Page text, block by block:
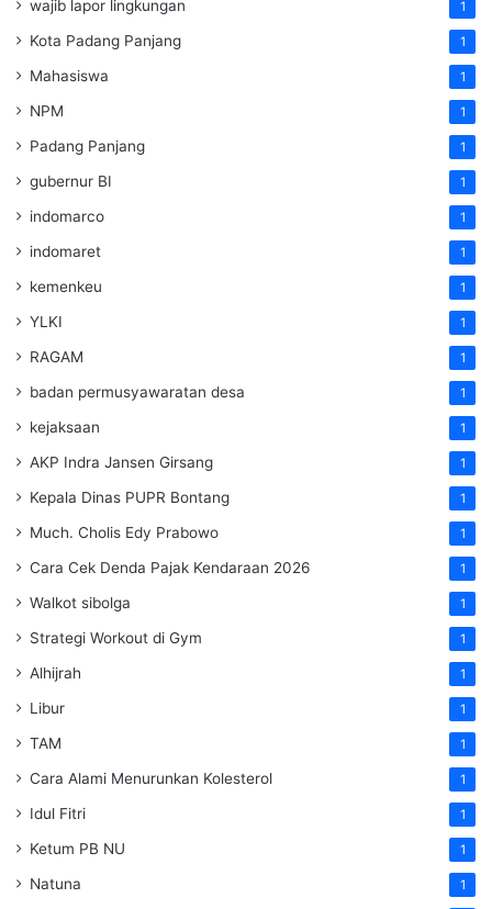
wajib lapor lingkungan 1
Kota Padang Panjang 1
Mahasiswa 1
NPM 1
Padang Panjang 1
gubernur BI 1
indomarco 1
indomaret 1
kemenkeu 1
YLKI 1
RAGAM 1
badan permusyawaratan desa 1
kejaksaan 1
AKP Indra Jansen Girsang 1
Kepala Dinas PUPR Bontang 1
Much. Cholis Edy Prabowo 1
Cara Cek Denda Pajak Kendaraan 2026 1
Walkot sibolga 1
Strategi Workout di Gym 1
Alhijrah 1
Libur 1
TAM 1
Cara Alami Menurunkan Kolesterol 1
Idul Fitri 1
Ketum PB NU 1
Natuna 1